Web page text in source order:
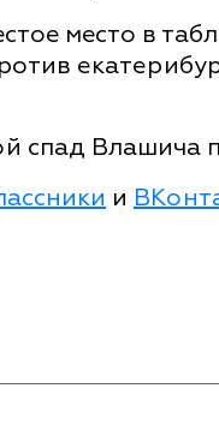
место в
спад Влашича
и